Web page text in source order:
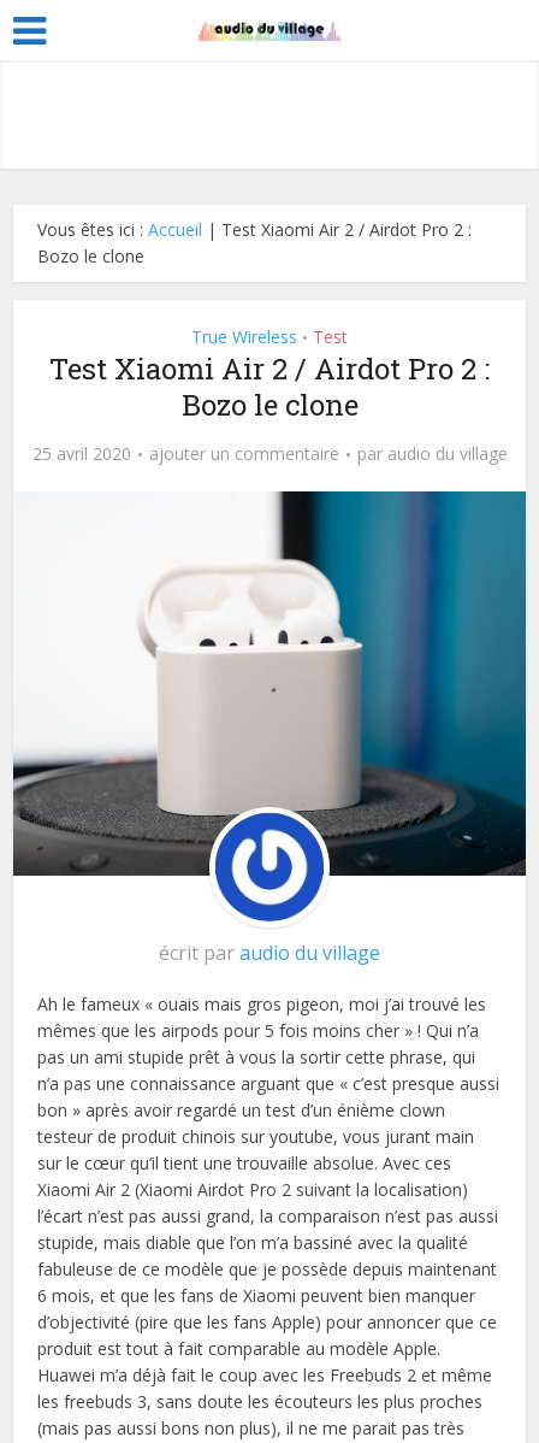
Vous êtes ici :Accueil | Test Xiaomi Air 2 / Airdot Pro 2 :
Bozo le clone
True Wireless • Test
Test Xiaomi Air 2 / Airdot Pro 2 :
Bozo le clone
25 avril 2020 ajouter un commentaire par audio du village
écrit paraudio du village
Ah le fameux « ouais mais gros pigeon, moi j’ai trouvé les
mêmes que les airpods pour 5 fois moins cher » ! Qui n’a
pas un ami stupide prêt à vous la sortir cette phrase, qui
n’a pas une connaissance arguant que « c’est presque aussi
bon » après avoir regardé un test d’un énième clown
testeur de produit chinois sur youtube, vous jurant main
sur le cœur qu’il tient une trouvaille absolue. Avec ces
Xiaomi Air 2 (Xiaomi Airdot Pro 2 suivant la localisation)
l’écart n’est pas aussi grand, la comparaison n’est pas aussi
stupide, mais diable que l’on m’a bassiné avec la qualité
fabuleuse de ce modèle que je possède depuis maintenant
6 mois, et que les fans de Xiaomi peuvent bien manquer
d’objectivité (pire que les fans Apple) pour annoncer que ce
produit est tout à fait comparable au modèle Apple.
Huawei m’a déjà fait le coup avec les Freebuds 2 et même
les freebuds 3, sans doute les écouteurs les plus proches
(mais pas aussi bons non plus), il ne me parait pas très